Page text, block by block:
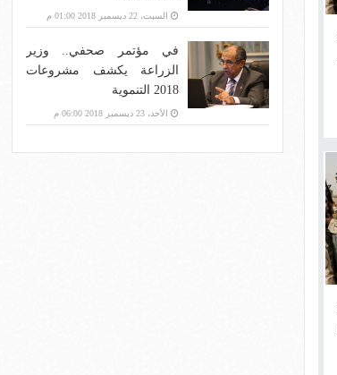
السبت، 22 ديسمبر 2018 01:00 م
في مؤتمر صحفي.. وزير
الزراعة يكشف مشروعات
2018 التنموية
الأحد، 23 ديسمبر 2018 06:00 م